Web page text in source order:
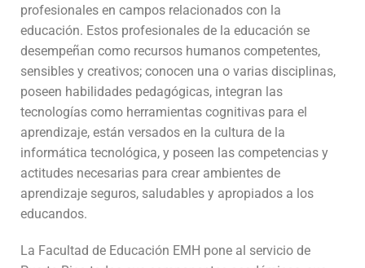
profesionales en campos relacionados con la
educación. Estos profesionales de la educación se
desempeñan como recursos humanos competentes,
sensibles y creativos; conocen una o varias disciplinas,
poseen habilidades pedagógicas, integran las
tecnologías como herramientas cognitivas para el
aprendizaje, están versados en la cultura de la
informática tecnológica, y poseen las competencias y
actitudes necesarias para crear ambientes de
aprendizaje seguros, saludables y apropiados a los
educandos.
La Facultad de Educación EMH pone al servicio de